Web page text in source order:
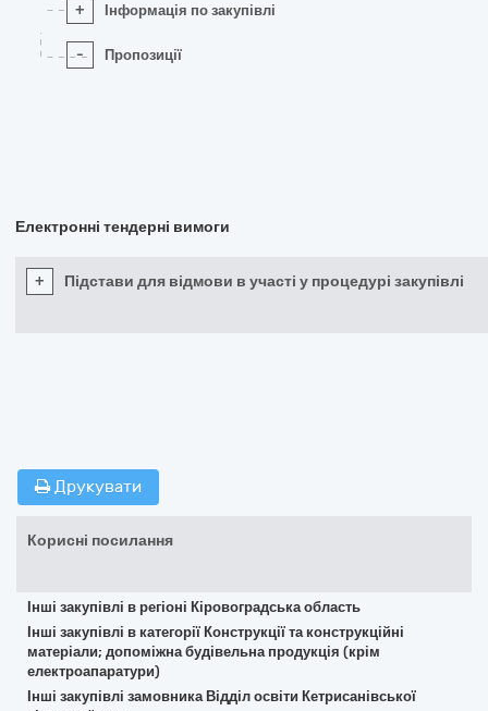
+ Інформація по закупівлі
- Пропозиції
Електронні тендерні вимоги
+ Підстави для відмови в участі у процедурі закупівлі
Друкувати
Корисні посилання
Інші закупівлі в регіоні Кіровоградська область
Інші закупівлі в категорії Конструкції та конструкційні
матеріали; допоміжна будівельна продукція (крім
електроапаратури)
Інші закупівлі замовника Відділ освіти Кетрисанівської